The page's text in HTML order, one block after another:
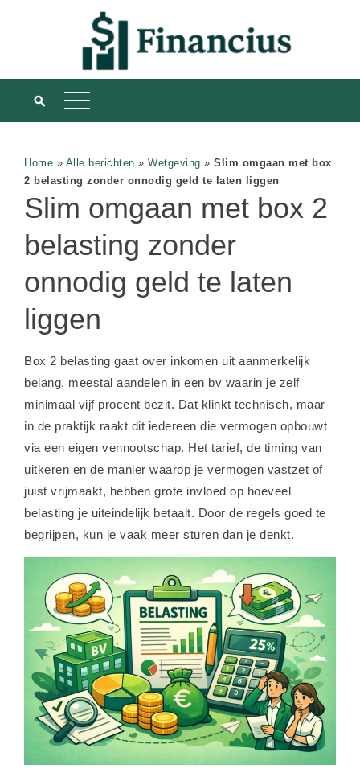
Home » Alle berichten » Wetgeving » Slim omgaan met box
2 belasting zonder onnodig geld te laten liggen
Slim omgaan met box 2
belasting zonder
onnodig geld te laten
liggen
Box 2 belasting gaat over inkomen uit aanmerkelijk
belang, meestal aandelen in een bv waarin je zelf
minimaal vijf procent bezit. Dat klinkt technisch, maar
in de praktijk raakt dit iedereen die vermogen opbouwt
via een eigen vennootschap. Het tarief, de timing van
uitkeren en de manier waarop je vermogen vastzet of
juist vrijmaakt, hebben grote invloed op hoeveel
belasting je uiteindelijk betaalt. Door de regels goed te
begrijpen, kun je vaak meer sturen dan je denkt.